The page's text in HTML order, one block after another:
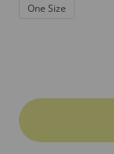
One Size